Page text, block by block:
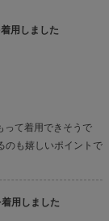
用しました
って着用できそうで
のも嬉しいポイントで
用しました